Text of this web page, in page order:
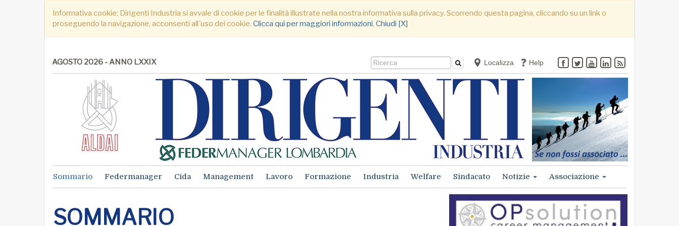
Informativa cookie: Dirigenti Industria si avvale di cookie per le finalità illustrate nella nostra informativa sulla privacy. Scorrendo questa pagina, cliccando su un link o
proseguendo la navigazione, acconsenti all´uso dei cookie. Clicca qui per maggiori informazioni. Chiudi [X]
AGOSTO 2026 - ANNO LXXIX Localizza Help
Sommario Federmanager Cida Management Lavoro Formazione Industria Welfare Sindacato Notizie Associazione
SOMMARIO